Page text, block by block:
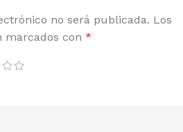
no será publicada. Los
marcados con *